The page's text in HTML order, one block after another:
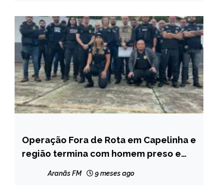
CAPELINHA
MINAS
Operação Fora de Rota em Capelinha e
região termina com homem preso e
motocicletas apreendidas
Aranãs FM 9 meses ago